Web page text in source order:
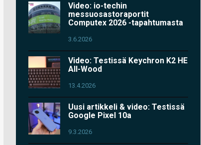
Video: io-techin
messuosastoraportit
Computex 2026 -tapahtumasta
3.6.2026
Video: Testissä Keychron K2 HE
All-Wood
13.4.2026
Uusi artikkeli & video: Testissä
Google Pixel 10a
9.3.2026